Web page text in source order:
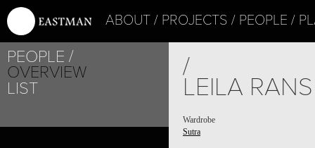
ABOUT PROJECTS PEOPLE
PEOPLE
OVERVIEW
LIST
/
LEILA
Wardrobe
Sutra